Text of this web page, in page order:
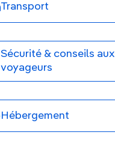
Transport
Sécurité & conseils aux
voyageurs
Hébergement